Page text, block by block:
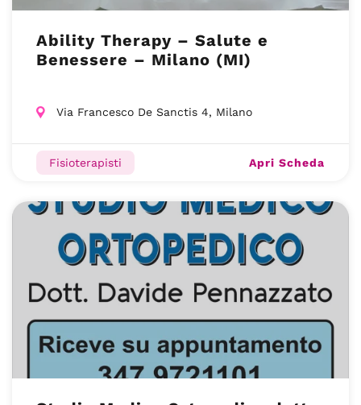
Ability Therapy – Salute e
Benessere – Milano (MI)
Via Francesco De Sanctis 4, Milano
Fisioterapisti Apri Scheda